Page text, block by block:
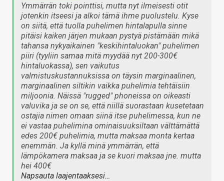
Ymmärrän toki pointtisi, mutta nyt ilmeisesti otit
jotenkin itseesi ja alkoi tämä ihme puolustelu. Kyse
on siitä, että tuolla puhelimen hintalapulla sinne
pitäisi kaiken järjen mukaan pystyä pistämään mikä
tahansa nykyaikainen "keskihintaluokan" puhelimen
piiri (tyyliin samaa mitä myydää nyt 200-300€
hintaluokassa), sen vaikutus
valmistuskustannuksissa on täysin marginaalinen,
marginaalinen siltikin vaikka puhelimia tehtäisiin
miljoonia. Näissä "rugged" phoneissa on oikeasti
valuvika ja se on se, että niillä suorastaan kusetetaan
ostajia nimen omaan siinä itse puhelimessa, kun ne
ei vastaa puhelimina ominaisuuksiltaan välttämättä
edes 200€ puhelimia, mutta maksaa monta kertaa
enemmän. Ja kyllä minä ymmärrän, että
lämpökamera maksaa ja se kuori maksaa jne. mutta
hei 400€
Napsauta laajentaaksesi…